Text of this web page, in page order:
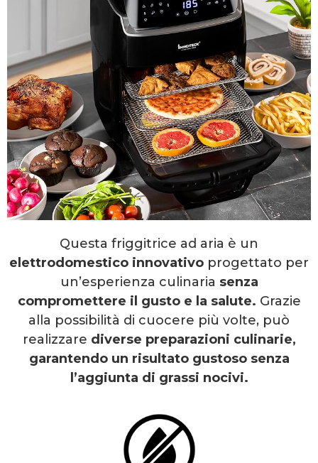
Questa friggitrice ad aria è un
elettrodomestico innovativo progettato per
un’esperienza culinaria senza
compromettere il gusto e la salute. Grazie
alla possibilità di cuocere più volte, può
realizzare diverse preparazioni culinarie,
garantendo un risultato gustoso senza
l’aggiunta di grassi nocivi.